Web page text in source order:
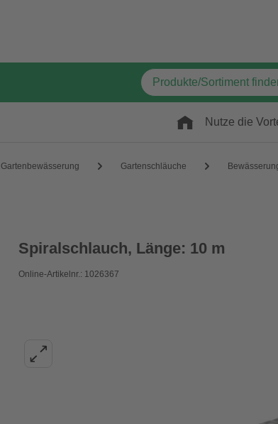
Nutze die
Gartenbewässerung Gartenschläuche
Spiralschlauch, Länge: 10 m
Online-Artikelnr.: 1026367